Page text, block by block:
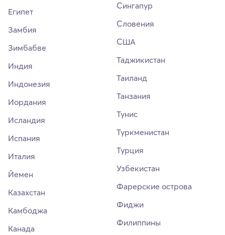
Египет
Замбия
Зимбабве
Индия
Индонезия
Иордания
Исландия
Испания
Италия
Йемен
Казахстан
Камбоджа
Канада
Сингапур
Словения
США
Таджикистан
Таиланд
Танзания
Тунис
Туркменистан
Турция
Узбекистан
Фарерские острова
Фиджи
Филиппины